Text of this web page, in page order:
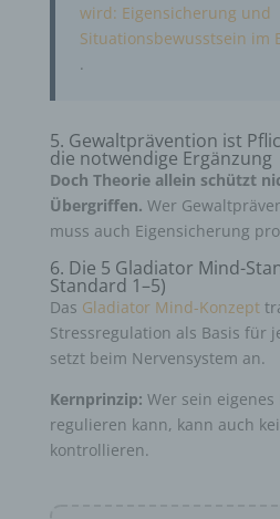
wird: Eigensicherung und
Situationsbewusstsein im
.
5. Gewaltprävention ist
die notwendige Ergänzung
Doch Theorie allein schützt
Übergriffen. Wer
muss auch Eigensicherung
6. Die 5 Gladiator Mind-
Standard 1–5)
Das Gladiator Mind-Konzept
Stressregulation als Basis für
setzt beim Nervensystem an.
Kernprinzip: Wer sein
regulieren kann, kann auch
kontrollieren.